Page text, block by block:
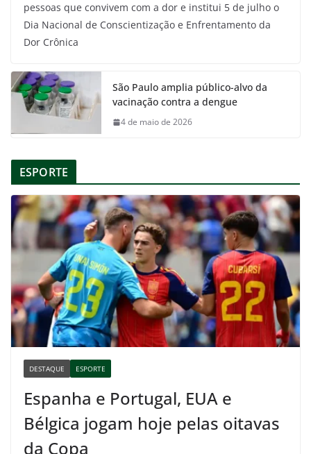
pessoas que convivem com a dor e institui 5 de julho o
Dia Nacional de Conscientização e Enfrentamento da
Dor Crônica
São Paulo amplia público-alvo da
vacinação contra a dengue
4 de maio de 2026
ESPORTE
DESTAQUE ESPORTE
Espanha e Portugal, EUA e
Bélgica jogam hoje pelas oitavas
da Copa